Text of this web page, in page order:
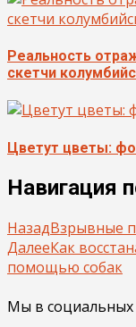
Реальность
скетчи
Цветут цветы:
Навигация
НазадВзрывные
ДалееКак
помощью собак
Мы в социальных